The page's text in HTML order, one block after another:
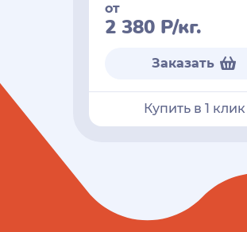
от
2 380 Р/кг.
Заказать
Купить в 1 клик